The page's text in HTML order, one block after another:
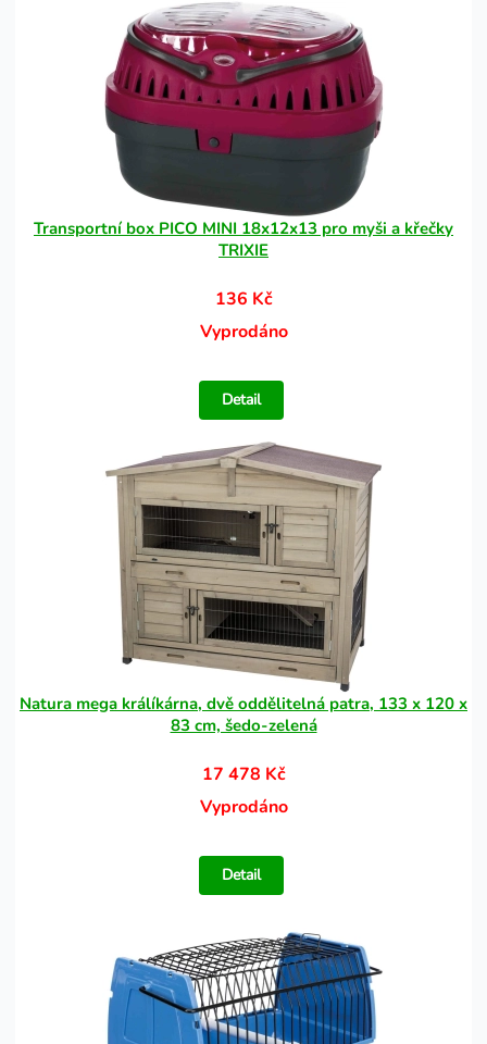
Transportní box PICO MINI 18x12x13 pro myši a křečky
TRIXIE
136 Kč
Vyprodáno
Detail
Natura mega králíkárna, dvě oddělitelná patra, 133 x 120 x
83 cm, šedo-zelená
17 478 Kč
Vyprodáno
Detail